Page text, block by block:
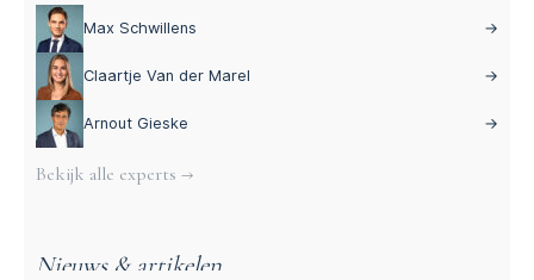
Max Schwillens →
Claartje Van der Marel →
Arnout Gieske →
Bekijk alle experts →
Nieuws & artikelen